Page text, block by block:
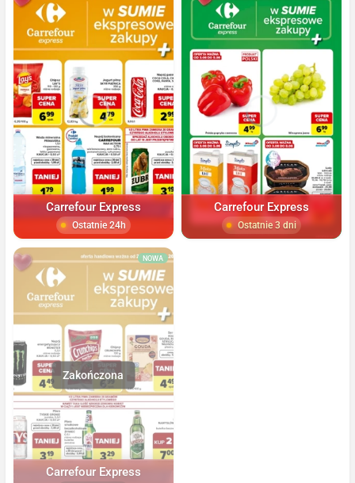
Carrefour Express
Ostatnie 24h
Carrefour Express
Ostatnie 3 dni
NOWA
Carrefour Express